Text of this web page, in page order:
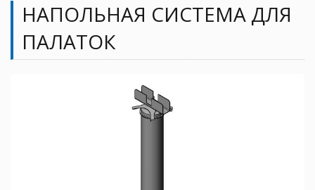
НАПОЛЬНАЯ СИСТЕМА ДЛЯ
ПАЛАТОК